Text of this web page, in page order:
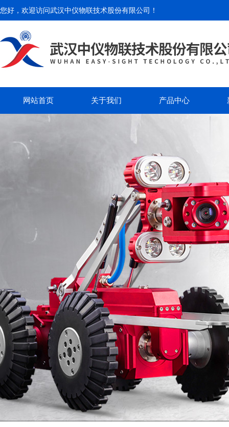
您好，欢迎访问武汉中仪物联技术股份有限公司 ！
网站首页 关于我们 产品中心